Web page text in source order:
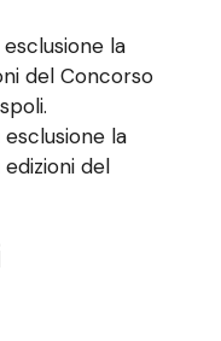
la
del Concorso
la
del